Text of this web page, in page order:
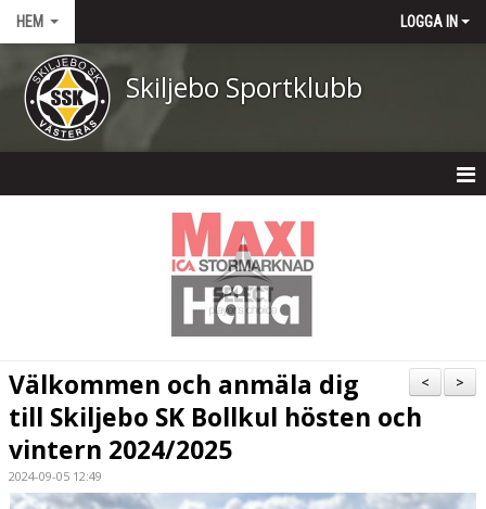
HEM LOGGA IN
Skiljebo Sportklubb
KALENDER
DOKUMENT
VÅRA LAG/TRÄNARE
>
<
Välkommen och anmäla dig
till Skiljebo SK Bollkul hösten och
vintern 2024/2025
2024-09-05 12:49